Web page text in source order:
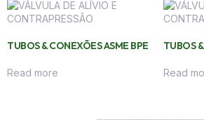
TUBOS & CONEXÕES ASME BPE
Read more
TUBOS
Read